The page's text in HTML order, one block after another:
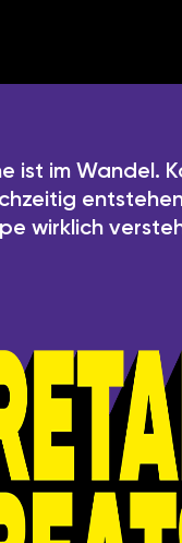
ist im Wandel.
wirklich